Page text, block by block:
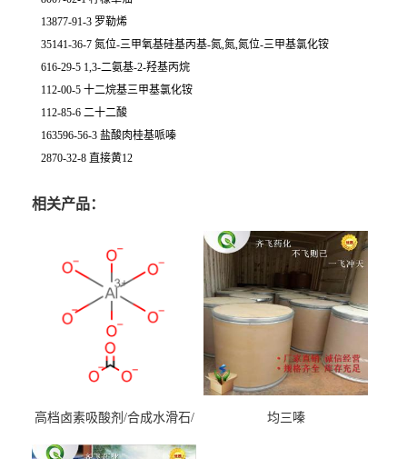
13877-91-3 罗勒烯
35141-36-7 氮位-三甲氧基硅基丙基-氮,氮,氮位-三甲基氯化铵
616-29-5 1,3-二氨基-2-羟基丙烷
112-00-5 十二烷基三甲基氯化铵
112-85-6 二十二酸
163596-56-3 盐酸肉桂基哌嗪
2870-32-8 直接黄12
相关产品：
高档卤素吸酸剂/合成水滑石/
均三嗪